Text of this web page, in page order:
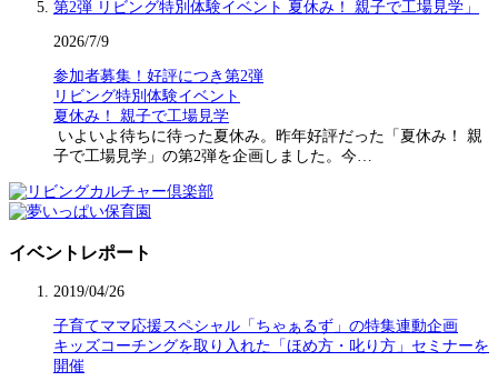
2026/7/9
参加者募集！好評につき第2弾
リビング特別体験イベント
夏休み！ 親子で工場見学
いよいよ待ちに待った夏休み。昨年好評だった「夏休み！ 親
子で工場見学」の第2弾を企画しました。今…
イベントレポート
2019/04/26
子育てママ応援スペシャル「ちゃぁるず」の特集連動企画
キッズコーチングを取り入れた「ほめ方・叱り方」セミナーを
開催